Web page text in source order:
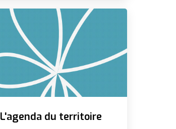
L'agenda du territoire